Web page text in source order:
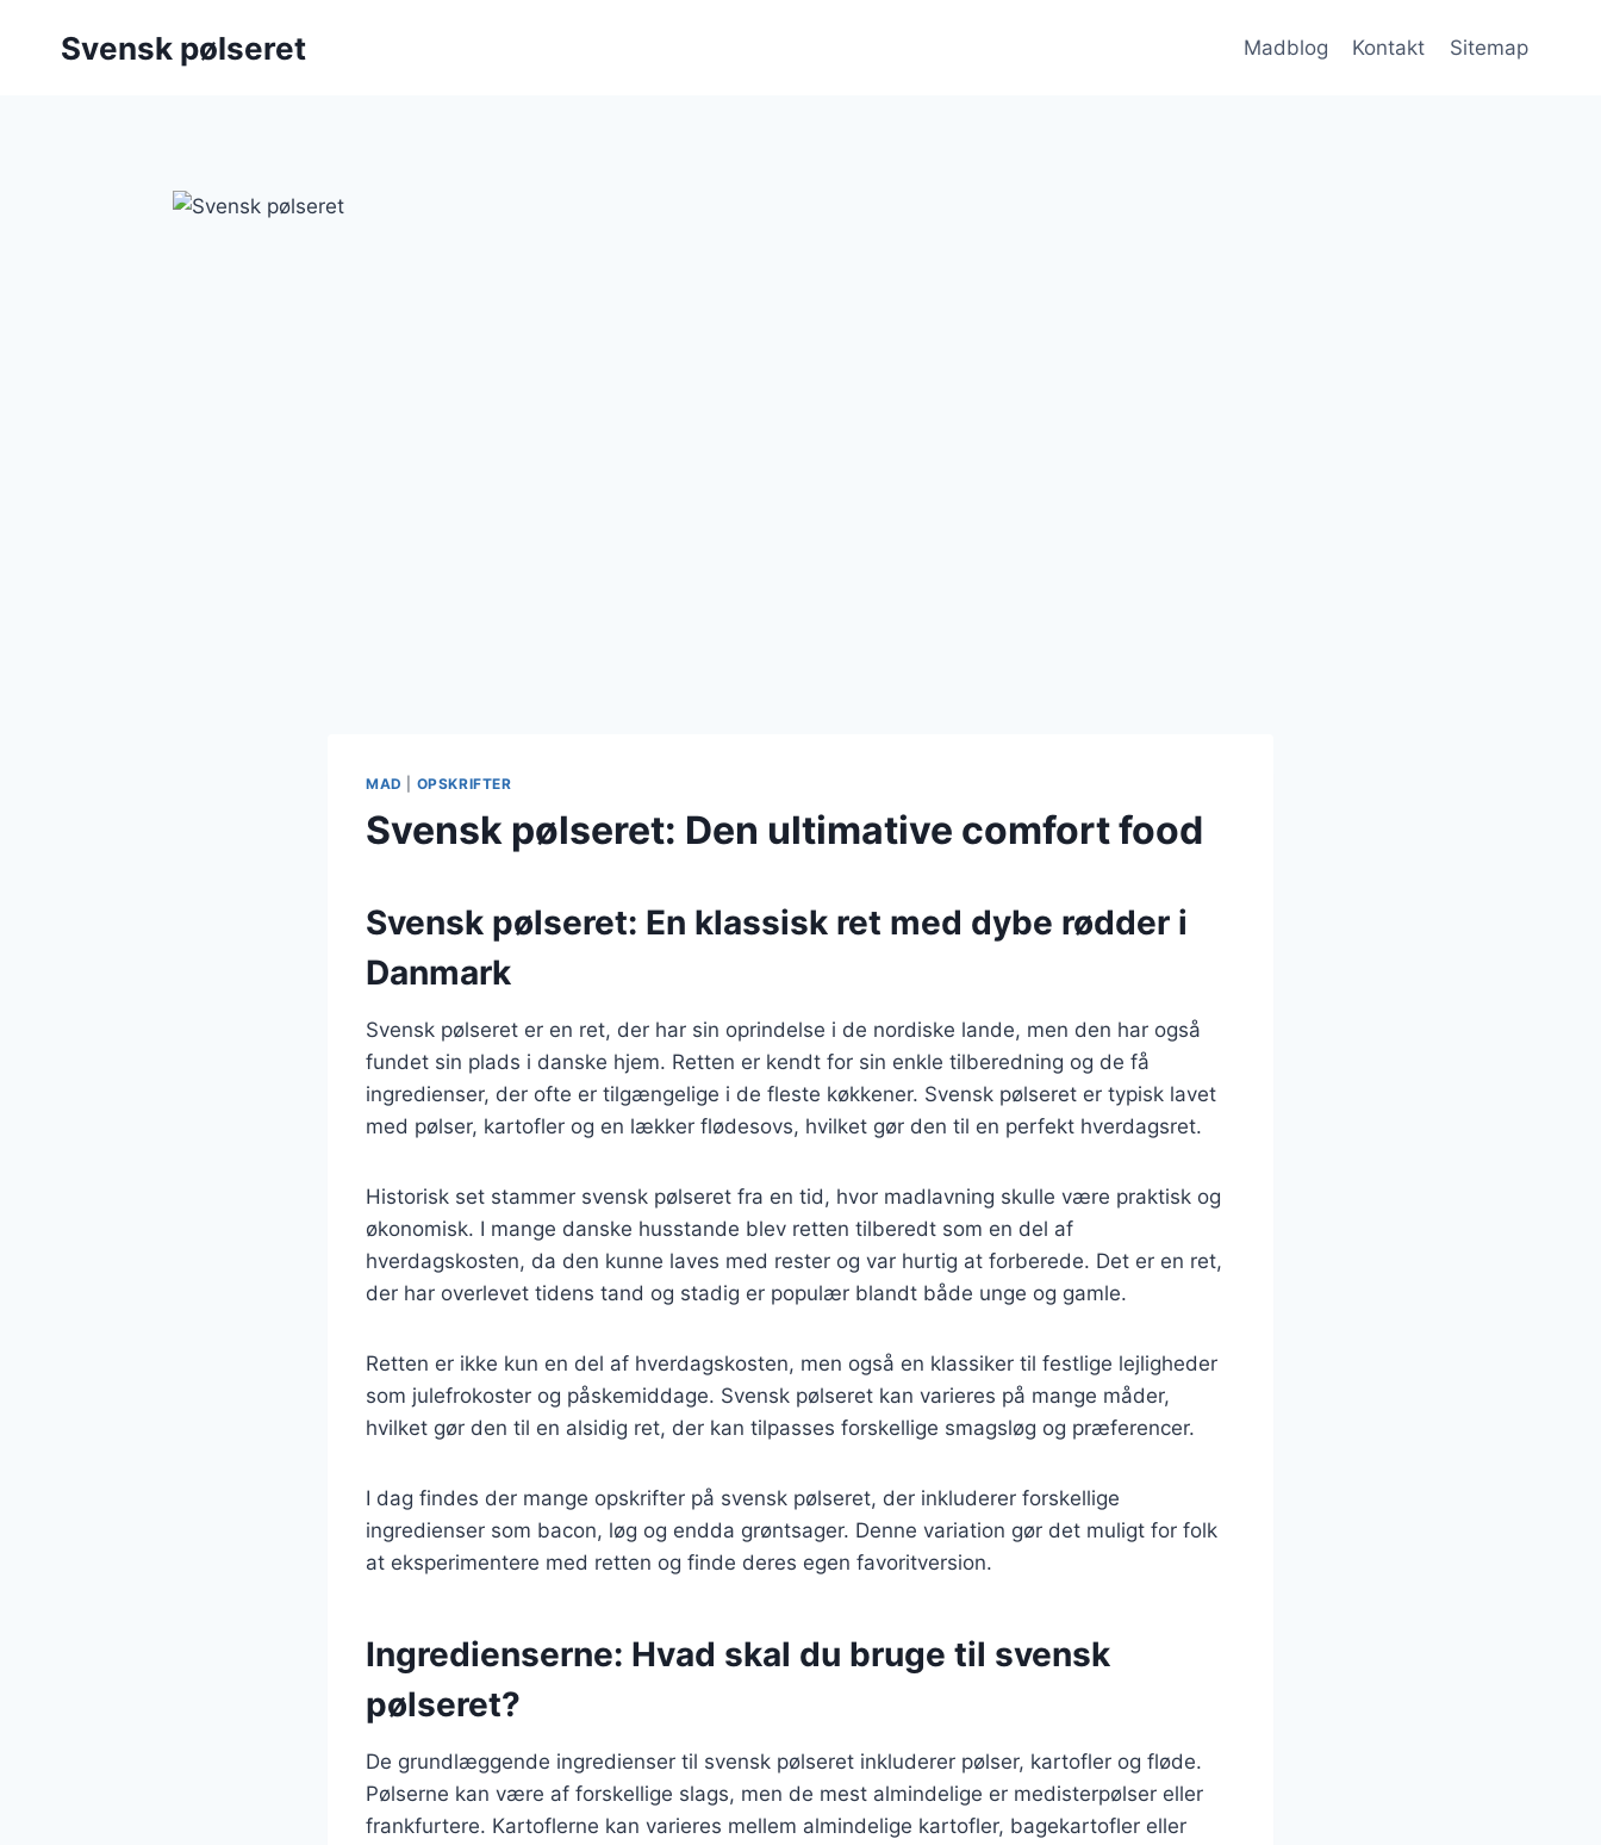
Svensk pølseret Madblog Kontakt Sitemap
MAD OPSKRIFTER
Svensk pølseret: Den ultimative comfort food
Svensk pølseret: En klassisk ret med dybe rødder i
Danmark
Svensk pølseret er en ret, der har sin oprindelse i de nordiske lande, men den har også
fundet sin plads i danske hjem. Retten er kendt for sin enkle tilberedning og de få
ingredienser, der ofte er tilgængelige i de fleste køkkener. Svensk pølseret er typisk lavet
med pølser, kartofler og en lækker flødesovs, hvilket gør den til en perfekt hverdagsret.
Historisk set stammer svensk pølseret fra en tid, hvor madlavning skulle være praktisk og
økonomisk. I mange danske husstande blev retten tilberedt som en del af
hverdagskosten, da den kunne laves med rester og var hurtig at forberede. Det er en ret,
der har overlevet tidens tand og stadig er populær blandt både unge og gamle.
Retten er ikke kun en del af hverdagskosten, men også en klassiker til festlige lejligheder
som julefrokoster og påskemiddage. Svensk pølseret kan varieres på mange måder,
hvilket gør den til en alsidig ret, der kan tilpasses forskellige smagsløg og præferencer.
I dag findes der mange opskrifter på svensk pølseret, der inkluderer forskellige
ingredienser som bacon, løg og endda grøntsager. Denne variation gør det muligt for folk
at eksperimentere med retten og finde deres egen favoritversion.
Ingredienserne: Hvad skal du bruge til svensk
pølseret?
De grundlæggende ingredienser til svensk pølseret inkluderer pølser, kartofler og fløde.
Pølserne kan være af forskellige slags, men de mest almindelige er medisterpølser eller
frankfurtere. Kartoflerne kan varieres mellem almindelige kartofler, bagekartofler eller